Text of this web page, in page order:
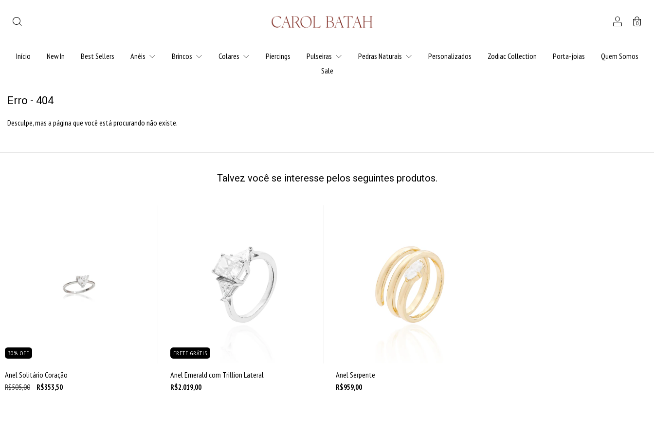
0
Início New In Best Sellers Anéis Brincos Colares Piercings Pulseiras Pedras Naturais Personalizados Zodiac Collection Porta-joias
Quem Somos
Sale
Erro - 404
Desculpe, mas a página que você está procurando não existe.
Talvez você se interesse pelos seguintes produtos.
30% OFF
Anel Solitário Coração
R$505,00 R$353,50
FRETE GRÁTIS
Anel Emerald com Trillion Lateral
R$2.019,00
Anel Serpente
R$959,00